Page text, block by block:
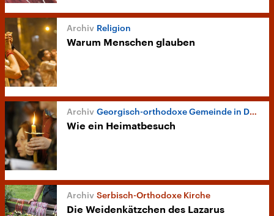
Religion
Warum Menschen glauben
Georgisch-orthodoxe Gemeinde in Düsseldorf
Wie ein Heimatbesuch
Serbisch-Orthodoxe Kirche
Die Weidenkätzchen des Lazarus